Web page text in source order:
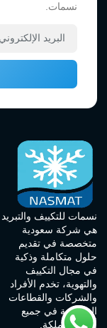
نسمات للتكييف والتبريد
هي شركة سعودية
متخصصة في تقديم
حلول متكاملة وذكية
في مجال التكييف
والتهوية، تخدم الأفراد
والشركات والقطاعات
الحكومية في جميع
أنحاء المملكة.
نسمات.